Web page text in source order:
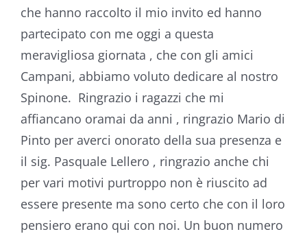
che hanno raccolto il mio invito ed hanno
partecipato con me oggi a questa
meravigliosa giornata , che con gli amici
Campani, abbiamo voluto dedicare al nostro
Spinone. Ringrazio i ragazzi che mi
affiancano oramai da anni , ringrazio Mario di
Pinto per averci onorato della sua presenza e
il sig. Pasquale Lellero , ringrazio anche chi
per vari motivi purtroppo non è riuscito ad
essere presente ma sono certo che con il loro
pensiero erano qui con noi. Un buon numero